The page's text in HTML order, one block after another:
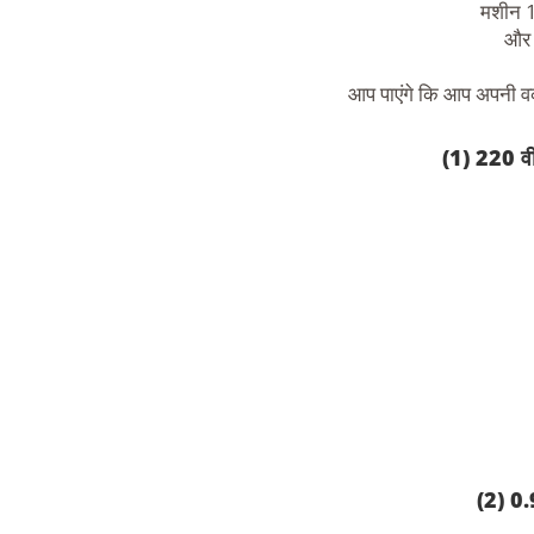
मशीन
और
आप पाएंगे कि आप अपनी
(1) 220
(2)